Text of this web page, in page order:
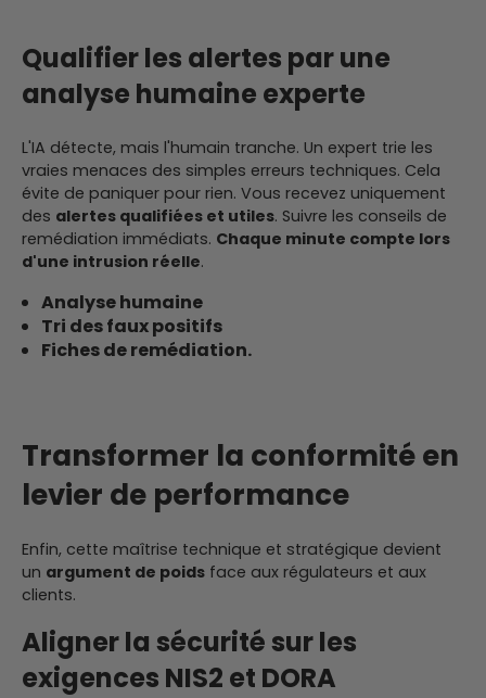
Qualifier les alertes par une
analyse humaine experte
L'IA détecte, mais l'humain tranche. Un expert trie les
vraies menaces des simples erreurs techniques. Cela
évite de paniquer pour rien. Vous recevez uniquement
des alertes qualifiées et utiles. Suivre les conseils de
remédiation immédiats. Chaque minute compte lors
d'une intrusion réelle.
Analyse humaine
Tri des faux positifs
Fiches de remédiation.
Transformer la conformité en
levier de performance
Enfin, cette maîtrise technique et stratégique devient
un argument de poids face aux régulateurs et aux
clients.
Aligner la sécurité sur les
exigences NIS2 et DORA